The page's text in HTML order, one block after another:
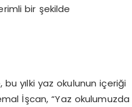
bir şekilde
bu yılki yaz okulunun içeriği
İşcan, “Yaz okulumuzda